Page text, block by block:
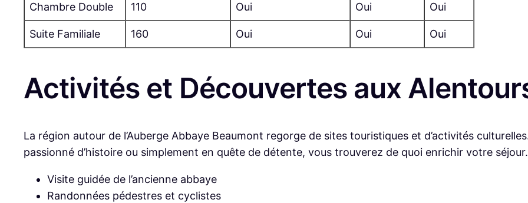
Chambre Double 110 Oui Oui Oui
Suite Familiale 160 Oui Oui Oui
Activités et Découvertes aux
La région autour de l’Auberge Abbaye Beaumont regorge de sites touristiques et d’activités
passionné d’histoire ou simplement en quête de détente, vous trouverez de quoi enrichir votre séjour.
Visite guidée de l’ancienne abbaye
Randonnées pédestres et cyclistes